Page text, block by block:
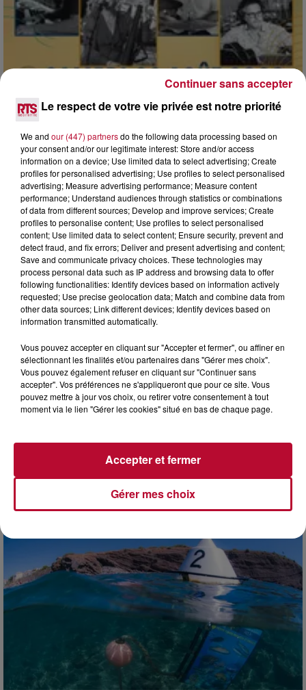
7 août 2026
DINER CONCERT À LA MJC DE MARSEILLAN
6 août 2026
LES ARÈNES CES 3...
Après un franc succès l'été dernier, le spectacle « Le Rêve
du gladiateur » revient illuminer l'amphithéâtre romain les 6,
7 et 8 août. Une fresque nocturne...
Le respect de votre vie privée est notre priorité
We and our (447) partnersdo the following data processing based on
your consent and/or our legitimate interest: Store and/or access
information on a device; Use limited data to select advertising; Create
profiles for personalised advertising; Use profiles to select personalised
advertising; Measure advertising performance; Measure content
performance; Understand audiences through statistics or combinations
of data from different sources; Develop and improve services; Create
profiles to personalise content; Use profiles to select personalised
content; Use limited data to select content; Ensure security, prevent and
detect fraud, and fix errors; Deliver and present advertising and content;
Save and communicate privacy choices. These technologies may
process personal data such as IP address and browsing data to offer
following functionalities: Identify devices based on information actively
requested; Use precise geolocation data; Match and combine data from
other data sources; Link different devices; Identify devices based on
information transmitted automatically.
Vous pouvez accepter en cliquant sur "Accepter et fermer", ou affiner en
sélectionnant les finalités et/ou partenaires dans "Gérer mes choix".
Vous pouvez également refuser en cliquant sur "Continuer sans
accepter". Vos préférences ne s'appliqueront que pour ce site. Vous
pouvez mettre à jour vos choix, ou retirer votre consentement à tout
moment via le lien "Gérer les cookies" situé en bas de chaque page.
Gérer mes choix
Accepter et fermer
Continuer sans accepter